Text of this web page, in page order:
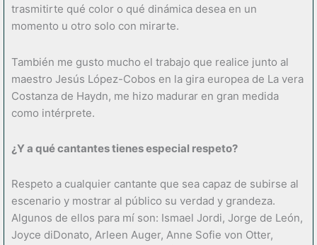
trasmitirte qué color o qué dinámica desea en un
momento u otro solo con mirarte.
También me gusto mucho el trabajo que realice junto al
maestro Jesús López-Cobos en la gira europea de La vera
Costanza de Haydn, me hizo madurar en gran medida
como intérprete.
¿Y a quécantantes tienes especial respeto?
Respeto a cualquier cantante que sea capaz de subirse al
escenario y mostrar al público su verdad y grandeza.
Algunos de ellos para mí son: Ismael Jordi, Jorge de León,
Joyce diDonato, Arleen Auger, Anne Sofie von Otter,